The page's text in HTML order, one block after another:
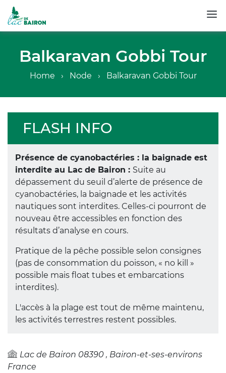
content
Balkaravan Gobbi Tour
Breadcrumb
Home Node Balkaravan Gobbi Tour
FLASH INFO
Présence de cyanobactéries : la baignade est
interdite au Lac de Bairon : Suite au
dépassement du seuil d’alerte de présence de
cyanobactéries, la baignade et les activités
nautiques sont interdites. Celles-ci pourront de
nouveau être accessibles en fonction des
résultats d’analyse en cours.
Pratique de la pêche possible selon consignes
(pas de consommation du poisson, « no kill »
possible mais float tubes et embarcations
interdites).
L'accès à la plage est tout de même maintenu,
les activités terrestres restent possibles.
Lac de Bairon 08390
Bairon-et-ses-environs
France